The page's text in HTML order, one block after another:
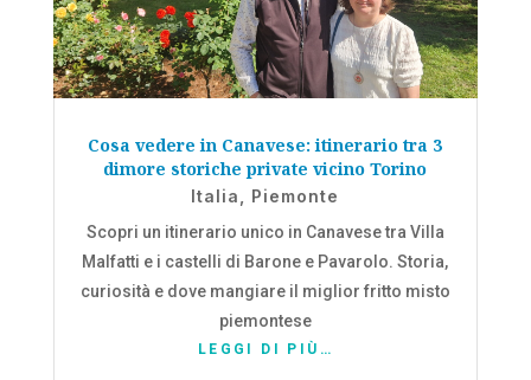
Cosa vedere in Canavese: itinerario tra 3
dimore storiche private vicino Torino
Italia Piemonte
Scopri un itinerario unico in Canavese tra Villa
Malfatti e i castelli di Barone e Pavarolo. Storia,
curiosità e dove mangiare il miglior fritto misto
piemontese
LEGGI DI PIÙ…